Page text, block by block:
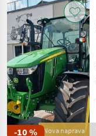
-10 % Nova naprava